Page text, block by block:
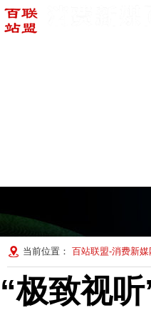
当前位置： 百站联盟-消费新媒
“极致视